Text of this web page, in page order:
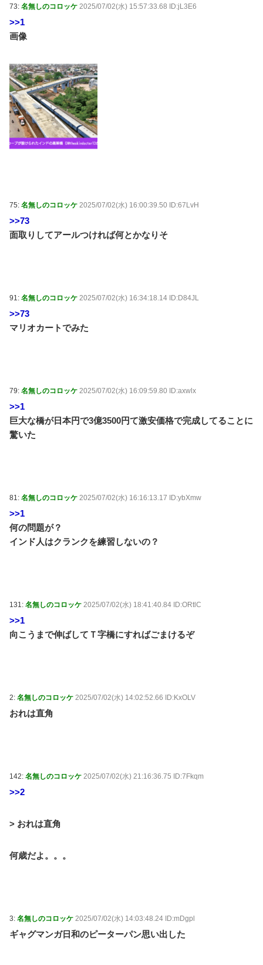
73: 名無しのコロッケ 2025/07/02(水) 15:57:33.68 ID:jL3E6
>>1
画像
75: 名無しのコロッケ 2025/07/02(水) 16:00:39.50 ID:67LvH
>>73
面取りしてアールつければ何とかなりそ
91: 名無しのコロッケ 2025/07/02(水) 16:34:18.14 ID:D84JL
>>73
マリオカートでみた
79: 名無しのコロッケ 2025/07/02(水) 16:09:59.80 ID:axwlx
>>1
巨大な橋が日本円で3億3500円て激安価格で完成してることに
驚いた
81: 名無しのコロッケ 2025/07/02(水) 16:16:13.17 ID:ybXmw
>>1
何の問題が？
インド人はクランクを練習しないの？
131: 名無しのコロッケ 2025/07/02(水) 18:41:40.84 ID:ORtlC
>>1
向こうまで伸ばしてＴ字橋にすればごまけるぞ
2: 名無しのコロッケ 2025/07/02(水) 14:02:52.66 ID:KxOLV
おれは直角
142: 名無しのコロッケ 2025/07/02(水) 21:16:36.75 ID:7Fkqm
>>2
> おれは直角
何歳だよ。。。
3: 名無しのコロッケ 2025/07/02(水) 14:03:48.24 ID:mDgpl
ギャグマンガ日和のピーターパン思い出した